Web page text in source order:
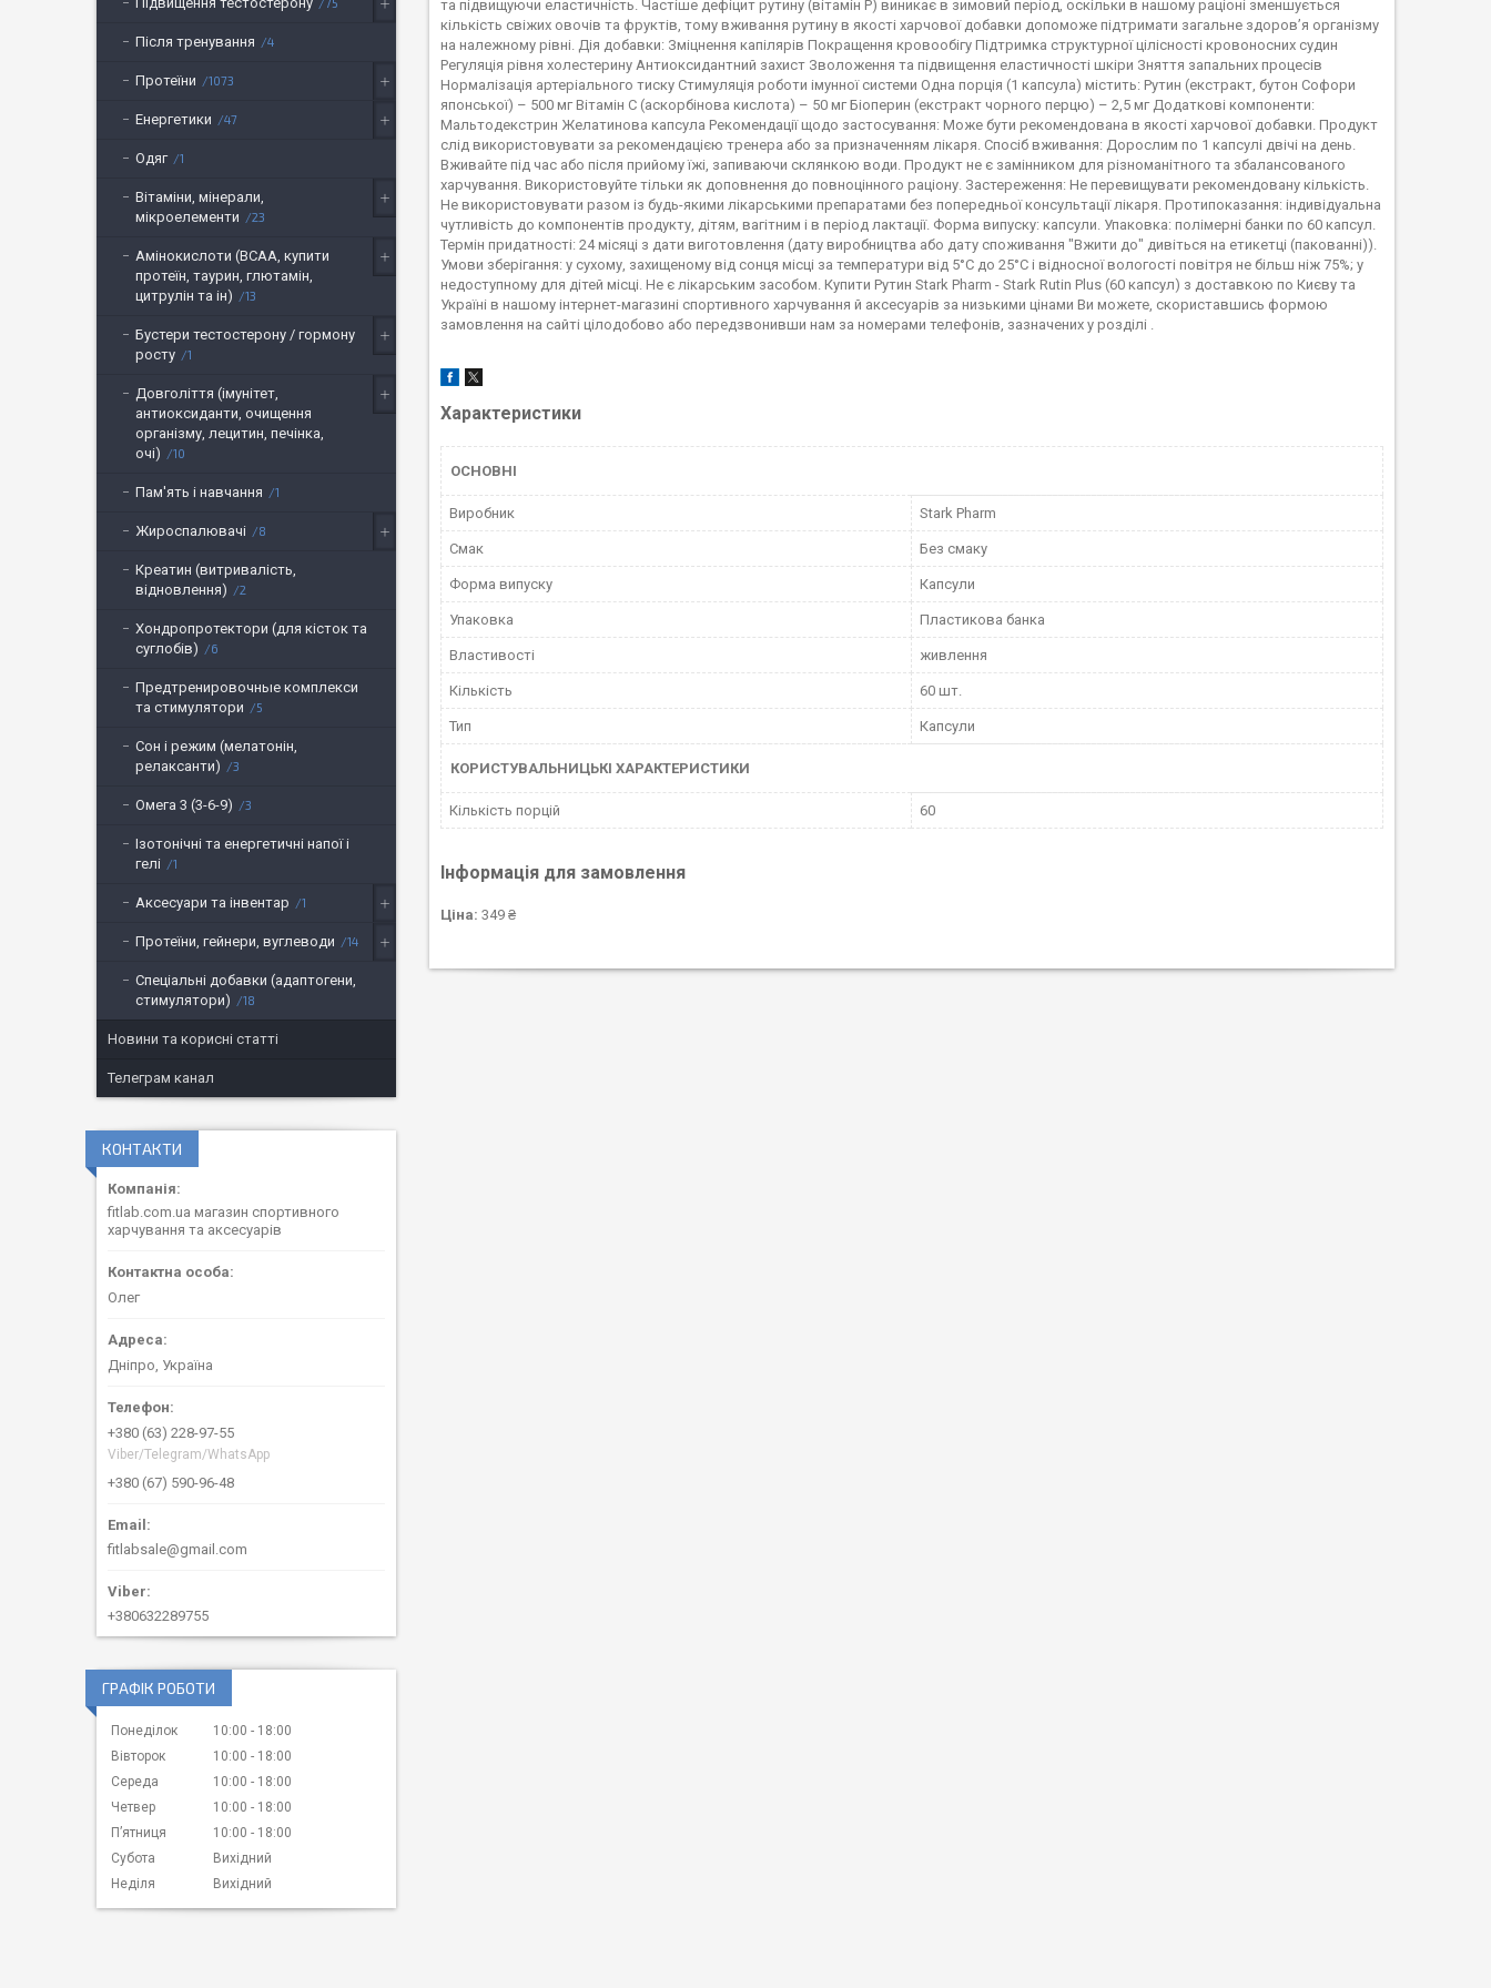
та підвищуючи еластичність. Частіше дефіцит рутину (вітамін P) виникає в зимовий період, оскільки в нашому раціоні зменшується
кількість свіжих овочів та фруктів, тому вживання рутину в якості харчової добавки допоможе підтримати загальне здоров’я організму
на належному рівні. Дія добавки: Зміцнення капілярів Покращення кровообігу Підтримка структурної цілісності кровоносних судин
Регуляція рівня холестерину Антиоксидантний захист Зволоження та підвищення еластичності шкіри Зняття запальних процесів
Нормалізація артеріального тиску Стимуляція роботи імунної системи Одна порція (1 капсула) містить: Рутин (екстракт, бутон Софори
японської) – 500 мг Вітамін С (аскорбінова кислота) – 50 мг Біоперин (екстракт чорного перцю) – 2,5 мг Додаткові компоненти:
Мальтодекстрин Желатинова капсула Рекомендації щодо застосування: Може бути рекомендована в якості харчової добавки. Продукт
слід використовувати за рекомендацією тренера або за призначенням лікаря. Спосіб вживання: Дорослим по 1 капсулі двічі на день.
Вживайте під час або після прийому їжі, запиваючи склянкою води. Продукт не є замінником для різноманітного та збалансованого
харчування. Використовуйте тільки як доповнення до повноцінного раціону. Застереження: Не перевищувати рекомендовану кількість.
Не використовувати разом із будь-якими лікарськими препаратами без попередньої консультації лікаря. Протипоказання: індивідуальна
чутливість до компонентів продукту, дітям, вагітним і в період лактації. Форма випуску: капсули. Упаковка: полімерні банки по 60 капсул.
Термін придатності: 24 місяці з дати виготовлення (дату виробництва або дату споживання "Вжити до" дивіться на етикетці (пакованні)).
Умови зберігання: у сухому, захищеному від сонця місці за температури від 5°C до 25°C і відносної вологості повітря не більш ніж 75%; у
недоступному для дітей місці. Не є лікарським засобом. Купити Рутин Stark Pharm - Stark Rutin Plus (60 капсул) з доставкою по Києву та
Україні в нашому інтернет-магазині спортивного харчування й аксесуарів за низькими цінами Ви можете, скориставшись формою
замовлення на сайті цілодобово або передзвонивши нам за номерами телефонів, зазначених у розділі .
Характеристики
ОСНОВНІ
Виробник Stark Pharm
Смак Без смаку
Форма випуску Капсули
Упаковка Пластикова банка
Властивості живлення
Кількість 60 шт.
Тип Капсули
КОРИСТУВАЛЬНИЦЬКІ ХАРАКТЕРИСТИКИ
Кількість порцій 60
Інформація для замовлення
Ціна: 349 ₴
Після тренування 4
Протеїни 1073
Енергетики 47
Одяг 1
Вітаміни, мінерали,
мікроелементи
23
Амінокислоти (BCAA, купити
протеїн, таурин, глютамін,
цитрулін та ін)
13
Бустери тестостерону / гормону
росту
1
Довголіття (імунітет,
антиоксиданти, очищення
організму, лецитин, печінка,
очі)
10
Пам'ять і навчання 1
Жироспалювачі 8
Креатин (витривалість,
відновлення)
2
Хондропротектори (для кісток та
суглобів)
6
Предтренировочные комплекси
та стимулятори
5
Сон і режим (мелатонін,
релаксанти)
3
Омега 3 (3-6-9) 3
Ізотонічні та енергетичні напої і
гелі
1
Аксесуари та інвентар 1
Протеїни, гейнери, вуглеводи 14
Спеціальні добавки (адаптогени,
стимулятори)
18
Новини та корисні статті
Телеграм канал
КОНТАКТИ
fitlab.com.ua магазин спортивного
харчування та аксесуарів
Олег
Дніпро, Україна
+380 (63) 228-97-55
Viber/Telegram/WhatsApp
+380 (67) 590-96-48
fitlabsale@gmail.com
+380632289755
ГРАФІК РОБОТИ
Понеділок 10:00
18:00
Вівторок
10:00
18:00
Середа
10:00
18:00
Четвер
10:00
18:00
Пʼятниця
10:00
18:00
Субота
Вихідний
Неділя
Вихідний